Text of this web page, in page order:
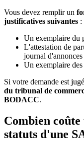
Vous devez remplir un
justificatives suivantes :
Un exemplaire du
L'attestation de
journal d'annonces
Un exemplaire
Si votre demande est
du tribunal de
BODACC.
Combien
statuts d'une